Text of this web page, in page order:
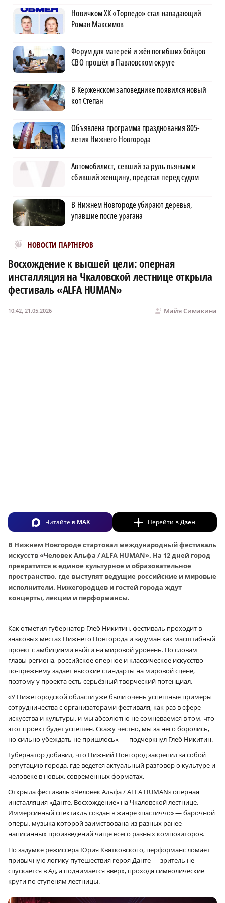
Новичком ХК «Торпедо» стал нападающий
Роман Максимов
Форум для матерей и жён погибших бойцов
СВО прошёл в Павловском округе
В Керженском заповеднике появился новый
кот Степан
Объявлена программа празднования 805-
летия Нижнего Новгорода
Автомобилист, севший за руль пьяным и
сбивший женщину, предстал перед судом
В Нижнем Новгороде убирают деревья,
упавшие после урагана
НОВОСТИ ПАРТНЕРОВ
Новости МирТесен
Восхождение к высшей цели: оперная
инсталляция на Чкаловской лестнице открыла
фестиваль «ALFA HUMAN»
Майя Симакина
10:42, 21.05.2026
Читайте в MAX Перейти вДзен
В Нижнем Новгороде стартовал международный фестиваль
искусств «Человек Альфа / ALFA HUMAN». На 12 дней город
превратится в единое культурное и образовательное
пространство, где выступят ведущие российские и мировые
исполнители. Нижегородцев и гостей города ждут
концерты, лекции и перформансы.
Как отметил губернатор Глеб Никитин, фестиваль проходит в
знаковых местах Нижнего Новгорода и задуман как масштабный
проект с амбициями выйти на мировой уровень. По словам
главы региона, российское оперное и классическое искусство
по‑прежнему задаёт высокие стандарты на мировой сцене,
поэтому у проекта есть серьёзный творческий потенциал.
«У Нижегородской области уже были очень успешные примеры
сотрудничества с организаторами фестиваля, как раз в сфере
искусства и культуры, и мы абсолютно не сомневаемся в том, что
этот проект будет успешен. Скажу честно, мы за него боролись,
но сильно убеждать не пришлось», — подчеркнул Глеб Никитин.
Губернатор добавил, что Нижний Новгород закрепил за собой
репутацию города, где ведется актуальный разговор о культуре и
человеке в новых, современных форматах.
Открыла фестиваль «Человек Альфа / ALFA HUMAN» оперная
инсталляция «Данте. Восхождение» на Чкаловской лестнице.
Иммерсивный спектакль создан в жанре «пастиччо» — барочной
оперы, музыка которой заимствована из разных ранее
написанных произведений чаще всего разных композиторов.
По задумке режиссера Юрия Квятковского, перформанс ломает
привычную логику путешествия героя Данте — зритель не
спускается в Ад, а поднимается вверх, проходя символические
круги по ступеням лестницы.